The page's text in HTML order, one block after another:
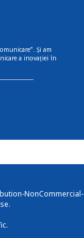
Și am
a inovației în
NonCommercial-
.